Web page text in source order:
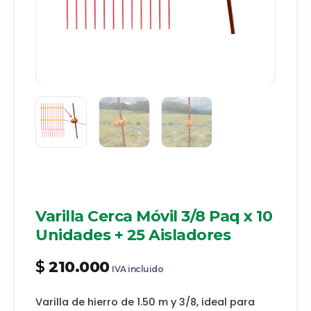
Varilla Cerca Móvil 3/8 Paq x 10
Unidades + 25 Aisladores
$ 210.000 IVA incluido
Varilla de hierro de 1.50 m y 3/8, ideal para